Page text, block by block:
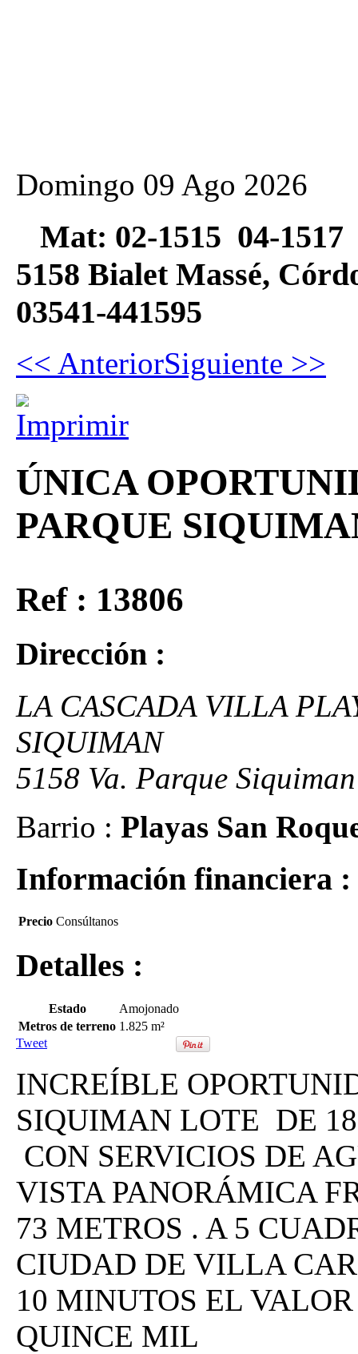
Domingo 09 Ago 2026
Mat: 02-1515 04-
5158 Bialet Massé,
03541-441595
<< AnteriorSiguiente >>
ÚNICA
PARQUE
Ref : 13806
Dirección :
LA CASCADA VILLA
SIQUIMAN
5158 Va. Parque Siquiman
Barrio : Playas San
Información financiera :
Precio Consúltanos
Detalles :
Estado
Amojonado
Metros de terreno 1.825 m²
Tweet
INCREÍBLE
SIQUIMAN LOTE DE
CON SERVICIOS DE
VISTA PANORÁMICA
73 METROS . A 5
CIUDAD DE VILLA
10 MINUTOS EL
QUINCE MIL